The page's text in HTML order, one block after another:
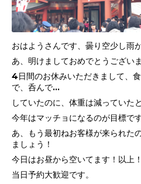
おはようさんです、曇り空少し雨
あ、明けましておめでとうございま
4日間のお休みいただきまして、
で、呑んで…
していたのに、体重は減っていた
今年はマッチョになるのが目標で
あ、もう最初ねお客様が来られた
ましょう！
今日はお昼から空いてます！以上！
当日予約大歓迎です。